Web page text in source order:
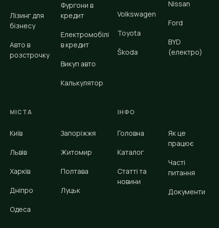
Лізинг для
бізнесу
Авто в
розстрочку
Фургони в
кредит
Електромобілі
в кредит
Викуп авто
Калькулятор
Volkswagen
Toyota
Škoda
Nissan
Ford
BYD
(електро)
МІСТА
Київ
Львів
Харків
Дніпро
Одеса
Запоріжжя
Житомир
Полтава
Луцьк
ІНФО
Головна
Каталог
Статті та
новини
Як це
працює
Часті
питання
Документи